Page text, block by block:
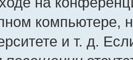
компьютере,
и т. д.